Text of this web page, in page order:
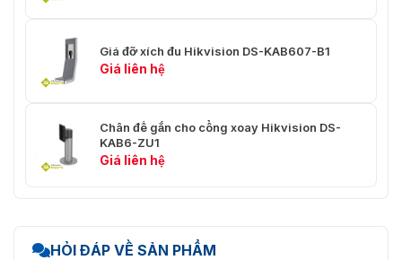
Giá đỡ xích đu Hikvision DS-KAB607-B1
Giá liên hệ
Chân đế gắn cho cổng xoay Hikvision DS-
KAB6-ZU1
Giá liên hệ
HỎI ĐÁP VỀ SẢN PHẨM